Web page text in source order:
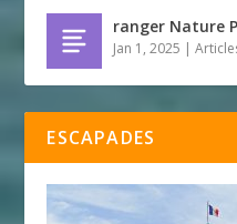
ranger Nature
Jan 1, 2025 |
ESCAPADES